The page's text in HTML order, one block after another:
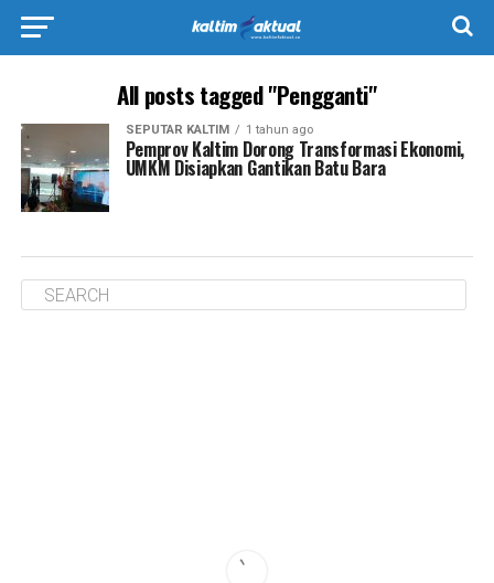
All posts tagged "Pengganti"
SEPUTAR KALTIM 1 tahun ago
Pemprov Kaltim Dorong Transformasi Ekonomi,
UMKM Disiapkan Gantikan Batu Bara